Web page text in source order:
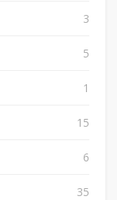
3
5
1
15
6
35